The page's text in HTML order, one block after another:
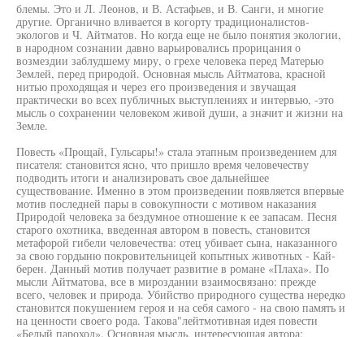
блемы. Это и Л. Леонов, и В. Астафьев, и В. Санги, и многие
другие. Органично вливается в когорту традиционалистов-
экологов и Ч. Айтматов. Но когда еще не было понятия экологии,
в народном сознании давно варьировались прорицания о
возмездии заблудшему миру, о грехе человека перед Матерью
Землей, перед природой. Основная мысль Айтматова, красной
нитью проходящая и через его произведения и звучащая
практически во всех публичных выступлениях и интервью, -это
мысль о сохранении человеком живой души, а значит и жизни на
Земле.
Повесть «Прощай, Гульсары!» стала этапным произведением для
писателя: становится ясно, что пришло время человечеству
подводить итоги и анализировать свое дальнейшее
существование. Именно в этом произведении появляется впервые
мотив последней пары в совокупности с мотивом наказания
Природой человека за бездумное отношение к ее запасам. Песня
старого охотника, введенная автором в повесть, становится
метафорой гибели человечества: отец убивает сына, наказанного
за свою гордыню покровительницей копытных животных - Кай-
берен. Данный мотив получает развитие в романе «Плаха». По
мысли Айтматова, все в мироздании взаимосвязано: прежде
всего, человек и природа. Убийство природного существа нередко
становится покушением героя и на себя самого - на свою память и
на ценности своего рода. Такова"лейтмотивная идея повести
«Белый пароход». Основная мысль, интересующая автора: